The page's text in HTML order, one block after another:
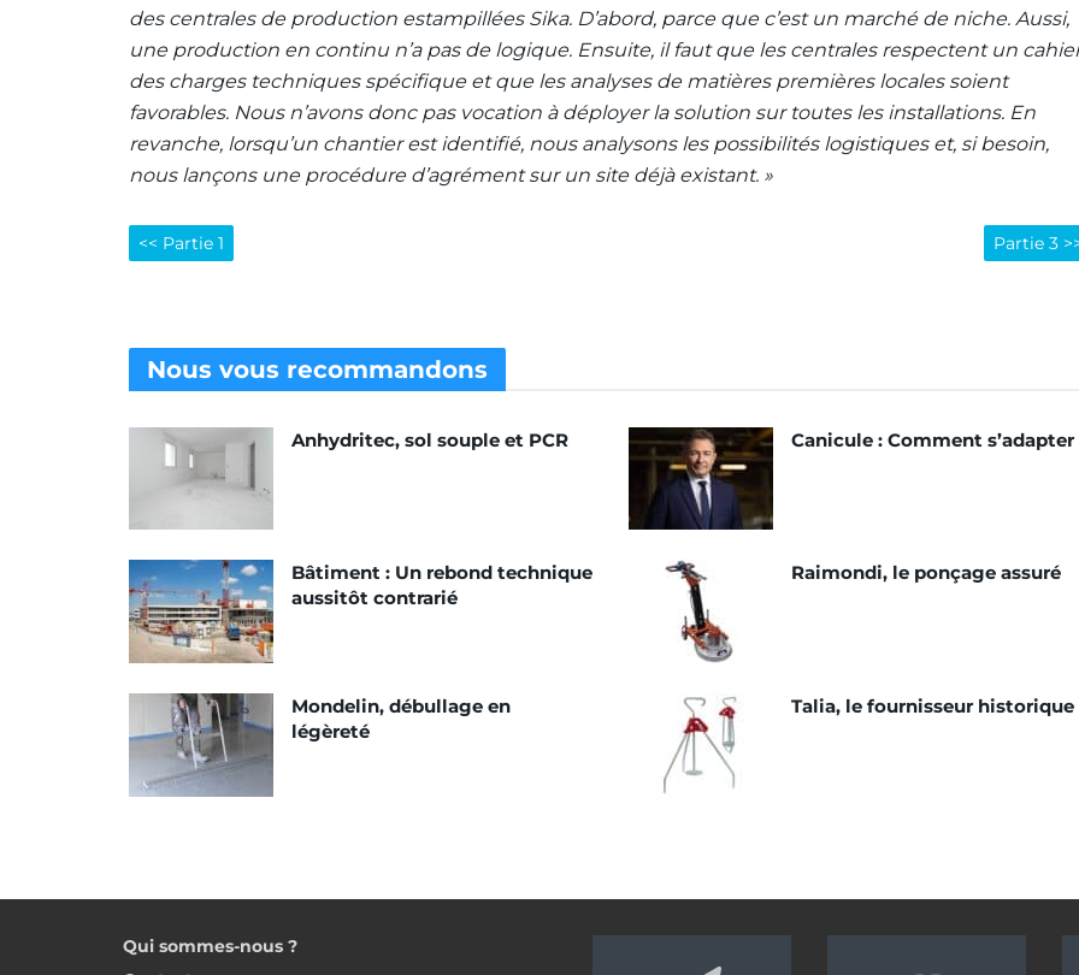
des centrales de production estampillées Sika. D’abord, parce que c’est un marché de niche. Aussi,
une production en continu n’a pas de logique. Ensuite, il faut que les centrales respectent un
des charges techniques spécifique et que les analyses de matières premières locales soient
favorables. Nous n’avons donc pas vocation à déployer la solution sur toutes les installations. En
revanche, lorsqu’un chantier est identifié, nous analysons les possibilités logistiques et, si besoin,
nous lançons une procédure d’agrément sur un site déjà existant. »
<< Partie 1 Partie 3
Nous vous recommandons
Anhydritec, sol souple et PCR Canicule : Comment s’adapter
Bâtiment : Un rebond technique
aussitôt contrarié
Raimondi, le ponçage assuré
Mondelin, débullage en
légèreté
Talia, le fournisseur historique
Qui sommes-nous ?